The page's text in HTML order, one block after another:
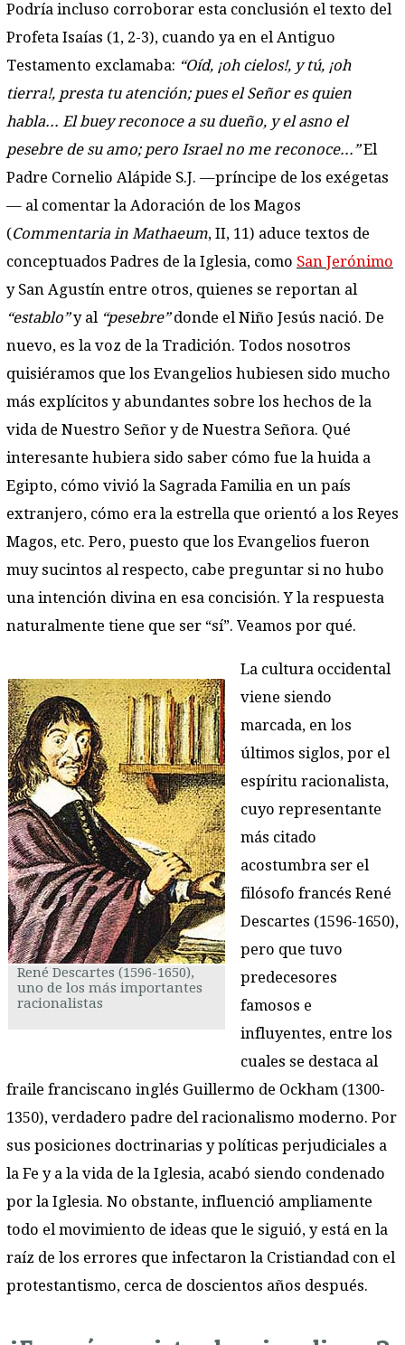
Podría incluso corroborar esta conclusión el texto del
Profeta Isaías (1, 2-3), cuando ya en el Antiguo
Testamento exclamaba: “Oíd, ¡oh cielos!, y tú, ¡oh
tierra!, presta tu atención; pues el Señor es quien
habla... El buey reconoce a su dueño, y el asno el
pesebre de su amo; pero Israel no me reconoce...”El
Padre Cornelio Alápide S.J. —príncipe de los exégetas
— al comentar la Adoración de los Magos
(Commentaria in Mathaeum, II, 11) aduce textos de
conceptuados Padres de la Iglesia, como San Jerónimo
y San Agustín entre otros, quienes se reportan al
“establo”y al “pesebre”donde el Niño Jesús nació. De
nuevo, es la voz de la Tradición. Todos nosotros
quisiéramos que los Evangelios hubiesen sido mucho
más explícitos y abundantes sobre los hechos de la
vida de Nuestro Señor y de Nuestra Señora. Qué
interesante hubiera sido saber cómo fue la huida a
Egipto, cómo vivió la Sagrada Familia en un país
extranjero, cómo era la estrella que orientó a los Reyes
Magos, etc. Pero, puesto que los Evangelios fueron
muy sucintos al respecto, cabe preguntar si no hubo
una intención divina en esa concisión. Y la respuesta
naturalmente tiene que ser “sí”. Veamos por qué.
René Descartes (1596-1650),
uno de los más importantes
racionalistas
La cultura occidental
viene siendo
marcada, en los
últimos siglos, por el
espíritu racionalista,
cuyo representante
más citado
acostumbra ser el
filósofo francés René
Descartes (1596-1650),
pero que tuvo
predecesores
famosos e
influyentes, entre los
cuales se destaca al
fraile franciscano inglés Guillermo de Ockham (1300-
1350), verdadero padre del racionalismo moderno. Por
sus posiciones doctrinarias y políticas perjudiciales a
la Fe y a la vida de la Iglesia, acabó siendo condenado
por la Iglesia. No obstante, influenció ampliamente
todo el movimiento de ideas que le siguió, y está en la
raíz de los errores que infectaron la Cristiandad con el
protestantismo, cerca de doscientos años después.